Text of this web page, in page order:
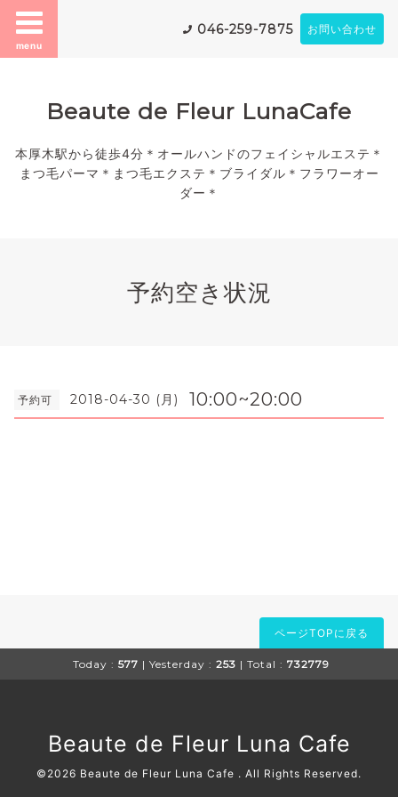
menu
046-259-7875 お問い合わせ
Beaute de Fleur LunaCafe
本厚木駅から徒歩4分＊オールハンドのフェイシャルエステ＊
まつ毛パーマ＊まつ毛エクステ＊ブライダル＊フラワーオー
ダー＊
予約空き状況
予約可 2018-04-30 (月) 10:00~20:00
ページTOPに戻る
Today : 577 | Yesterday : 253 | Total : 732779
Beaute de Fleur Luna Cafe
©2026 Beaute de Fleur Luna Cafe . All Rights Reserved.